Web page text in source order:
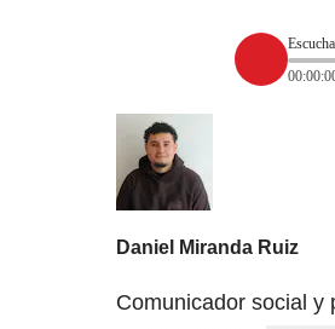
Daniel Miranda Ruiz
Comunicador social y